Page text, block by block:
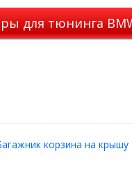
багажа
для тюнинга
корзина на